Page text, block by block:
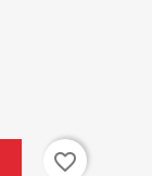
favorite_border